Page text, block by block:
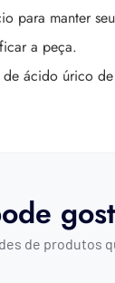
para manter
a peça.
ácido úrico
de produtos